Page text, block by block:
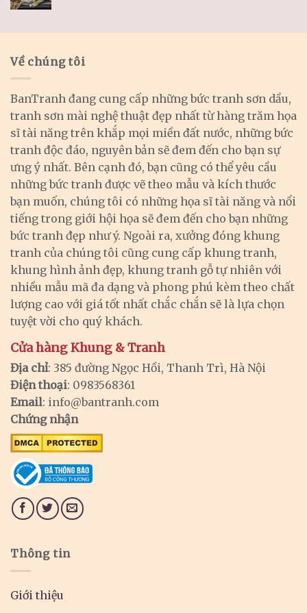
Về chúng tôi
BanTranh đang cung cấp những bức tranh sơn dầu,
tranh sơn mài nghệ thuật đẹp nhất từ hàng trăm họa
sĩ tài năng trên khắp mọi miền đất nước, những bức
tranh độc đáo, nguyên bản sẽ đem đến cho bạn sự
ưng ý nhất. Bên cạnh đó, bạn cũng có thể yêu cầu
những bức tranh được vẽ theo mẫu và kích thước
bạn muốn, chúng tôi có những họa sĩ tài năng và nổi
tiếng trong giới hội họa sẽ đem đến cho bạn những
bức tranh đẹp như ý. Ngoài ra, xưởng đóng khung
tranh của chúng tôi cũng cung cấp khung tranh,
khung hình ảnh đẹp, khung tranh gỗ tự nhiên với
nhiều mẫu mã đa dạng và phong phú kèm theo chất
lượng cao với giá tốt nhất chắc chắn sẽ là lựa chọn
tuyệt vời cho quý khách.
Cửa hàng Khung & Tranh
Địa chỉ: 385 đường Ngọc Hồi, Thanh Trì, Hà Nội
Điện thoại: 0983568361
Email: info@bantranh.com
Chứng nhận
Thông tin
Giới thiệu